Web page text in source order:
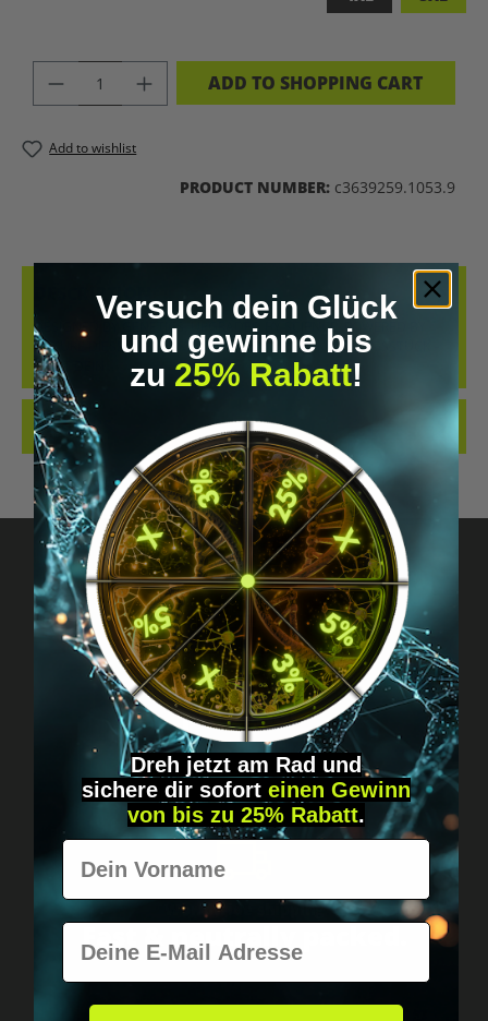
PRODUCT QUANTITY: ENTER THE
ADD TO SHOPPING CART
Add to wishlist
PRODUCT NUMBER: c3639259.1053.9
DESCRIPTION
DESIGNED BY GENETICS. UPGRADED BY SCIENCE. POWERED BY
NATURE.DIESES SHIRT IST MEHR ALS NUR EIN KLEIDUNGSSTÜCK –
ES IST DEIN…
MORE
REVIEWS
Got questions? Just message us!
Discreet, direct &
personal.
Worldwide shipping
Fast & neutrally packed.
Versuch dein Glück
und gewinne bis
zu 25% Rabatt!
Dreh jetzt am Rad und
sichere dir sofort einen Gewinn
von bis zu 25% Rabatt.
Vorname
E-Mail